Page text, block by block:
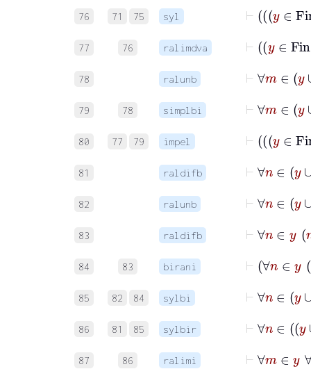
76 71 75 syl
77 76 ralimdva
78 ralunb
79 78 simplbi
80 77 79 impel
81 raldifb
82 ralunb
83 raldifb
84 83 birani
85 82 84 sylbi
86 81 85 sylbir
87 86 ralimi